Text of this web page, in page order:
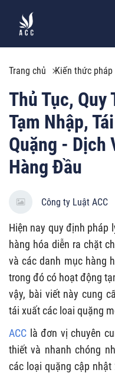
Trang chủ Kiến thức
Thủ Tục,
Tạm Nhập,
Quặng - Dịch
Hàng Đầu
Công ty Luật ACC
Hiện nay quy định pháp
hàng hóa diễn ra chặt
và các danh mục hàng
trong đó có hoạt động
vậy, bài viết này cung
tái xuất các loai quặng
ACC là đơn vị chuyên
thiết và nhanh chóng
các loại quặng cập